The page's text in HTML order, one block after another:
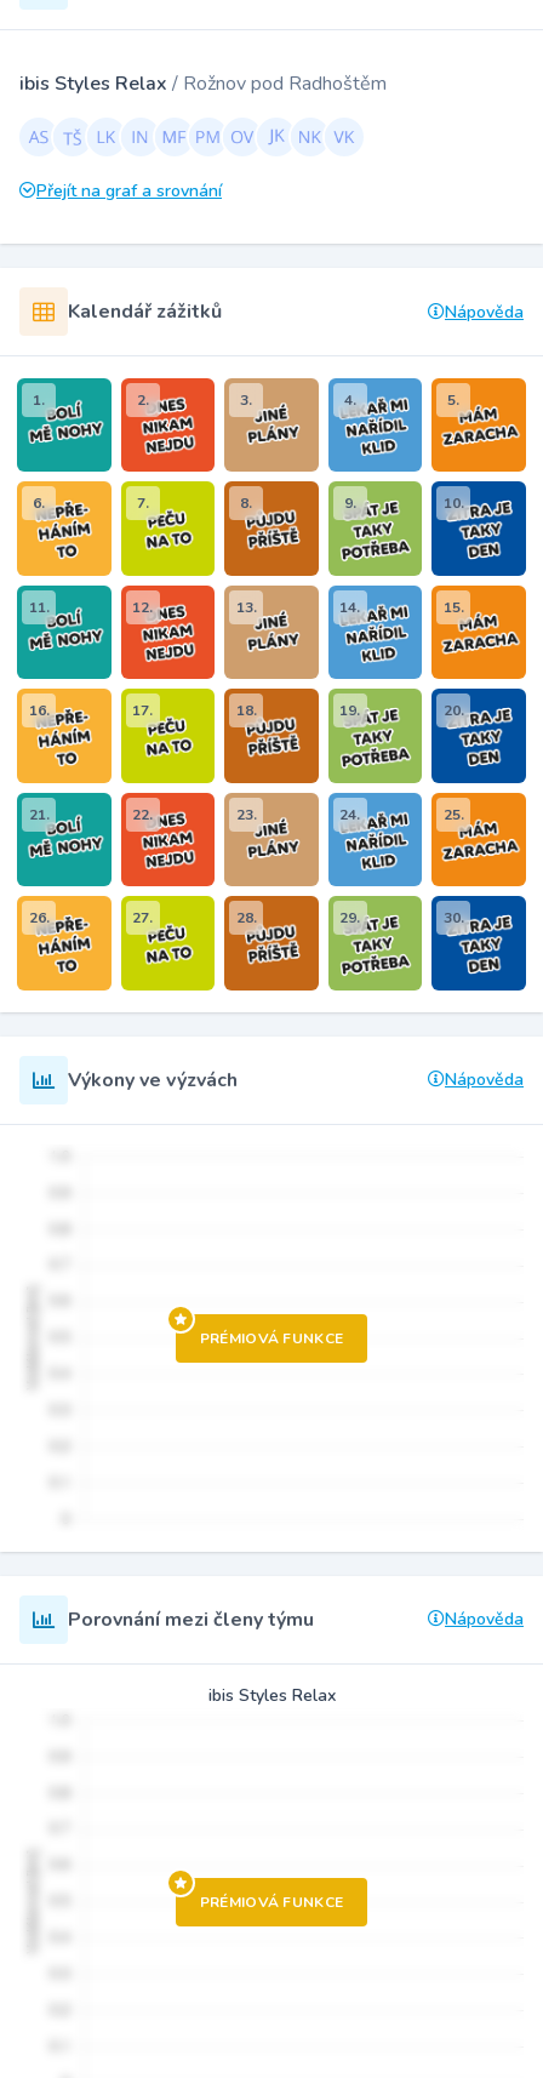
ibis Styles Relax / Rožnov pod Radhoštěm
Přejít na graf a srovnání
Kalendář zážitků Nápověda
1. 2. 3. 4. 5.
6. 7. 8. 9. 10.
11. 12. 13. 14. 15.
16. 17. 18. 19. 20.
21. 22. 23. 24. 25.
26. 27. 28. 29. 30.
Výkony ve výzvách Nápověda
PRÉMIOVÁ FUNKCE
Porovnání mezi členy týmu Nápověda
ibis Styles Relax
PRÉMIOVÁ FUNKCE